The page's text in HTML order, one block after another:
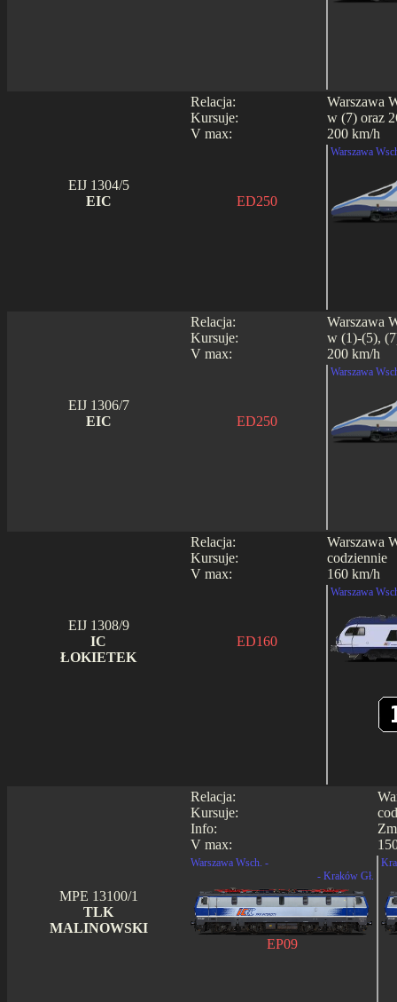
Relacja:
Kursuje:
V max:
Warszawa
w (7) oraz
200 km/h
EIJ 1304/5
EIC
ED250
Warszawa
Relacja:
Kursuje:
V max:
Warszawa
w (1)-(5),
200 km/h
EIJ 1306/7
EIC
ED250
Warszawa
Relacja:
Kursuje:
V max:
Warszawa
codziennie
160 km/h
EIJ 1308/9
IC
ŁOKIETEK
ED160
Warszawa
Relacja:
Kursuje:
Info:
V max:
MPE 13100/1
TLK
MALINOWSKI
Warszawa Wsch. -
- Kraków Gł.
EP09